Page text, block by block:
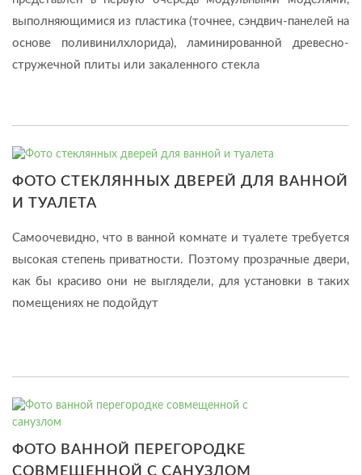
выполняющимися из пластика (точнее, сэндвич-панелей на
основе поливинилхлорида), ламинированной древесно-
стружечной плиты или закаленного стекла
ФОТО СТЕКЛЯННЫХ ДВЕРЕЙ ДЛЯ ВАННОЙ
И ТУАЛЕТА
Самоочевидно, что в ванной комнате и туалете требуется
высокая степень приватности. Поэтому прозрачные двери,
как бы красиво они не выглядели, для установки в таких
помещениях не подойдут
ФОТО ВАННОЙ ПЕРЕГОРОДКЕ
СОВМЕЩЕННОЙ С САНУЗЛОМ